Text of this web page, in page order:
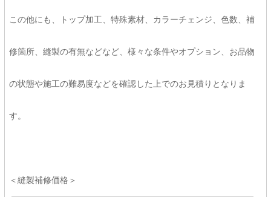
この他にも、トップ加工、特殊素材、カラーチェンジ、色数、補
修箇所、縫製の有無などなど、様々な条件やオプション、お品物
の状態や施工の難易度などを確認した上でのお見積りとなりま
す。
＜縫製補修価格＞